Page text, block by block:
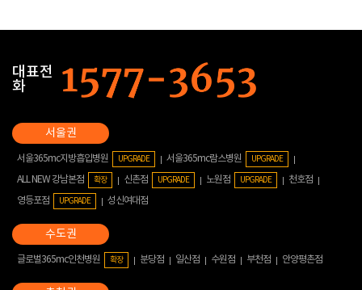
대표전
화
서울365mc지방흡입병원 UPGRADE 서울365mc람스병원 UPGRADE
ALL NEW 강남본점 확장 신촌점 UPGRADE 노원점 UPGRADE
천호점
영등포점
UPGRADE 성신여대점
글로벌365mc인천병원 확장 분당점 일산점 수원점 부천점 안양평촌점